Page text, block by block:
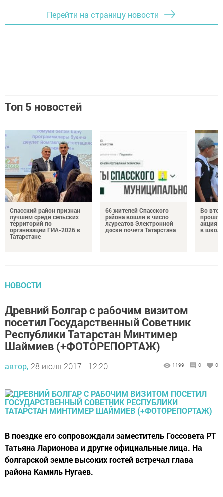
Перейти на страницу новости
Топ 5 новостей
Спасский район признан
лучшим среди сельских
территорий по
организации ГИА-2026 в
Татарстане
66 жителей Спасского
района вошли в число
лауреатов Электронной
доски почета Татарстана
Во
прошла
акция
в
НОВОСТИ
Древний Болгар с рабочим визитом
посетил Государственный Советник
Республики Татарстан Минтимер
Шаймиев (+ФОТОРЕПОРТАЖ)
автор, 28 июля 2017 - 12:20 1199 0 0
В поездке его сопровождали заместитель Госсовета РТ
Татьяна Ларионова и другие официальные лица. На
болгарской земле высоких гостей встречал глава
района Камиль Нугаев.